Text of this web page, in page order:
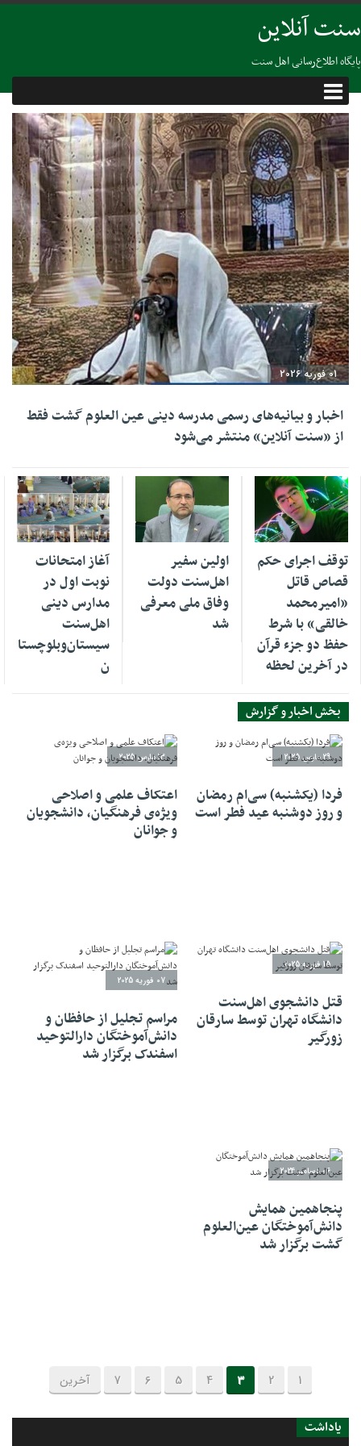
سنت آنلاین
پایگاه اطلاع‌رسانی اهل سنت
01 فوریه 2026
اخبار و بیانیه‌های رسمی مدرسه دینی عین العلوم گشت فقط
از «سنت آنلاین» منتشر می‌شود
توقف اجرای حکم
قصاص قاتل
«امیرمحمد
خالقی» با شرط
حفظ دو جزء قرآن
در آخرین لحظه
07 اکتبر 2025
اولین سفیر
اهل‌سنت دولت
وفاق ملی معرفی
شد
27 سپتامبر 2025
آغاز امتحانات
نوبت اول در
مدارس دینی
اهل‌سنت
سیستان‌وبلوچستا
ن
بخش اخبار و گزارش
29 مارس 2025
فردا (یکشنبه) سی‌ام رمضان
و روز دوشنبه عید فطر است
13 مارس 2025
اعتکاف علمی و اصلاحی
ویژه‌ی فرهنگیان، دانشجویان
و جوانان
15 فوریه 2025
قتل دانشجوی اهل‌سنت
دانشگاه تهران توسط سارقان
زورگیر
07 فوریه 2025
مراسم تجلیل از حافظان و
دانش‌آموختگان دارالتوحید
اسفندک برگزار شد
06 دسامبر 2024
پنجاهمین همایش
دانش‌آموختگان عین‌العلوم
گشت برگزار شد
1
2
3
4
5
6
7 آخرین
یاداشت